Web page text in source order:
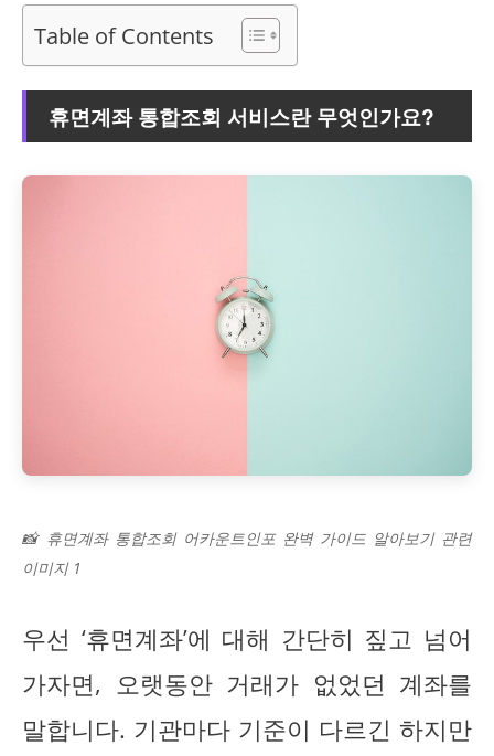
Table of Contents
휴면계좌 통합조회 서비스란 무엇인가요?
📸 휴면계좌 통합조회 어카운트인포 완벽 가이드 알아보기 관련
이미지 1
우선 ‘휴면계좌’에 대해 간단히 짚고 넘어
가자면, 오랫동안 거래가 없었던 계좌를
말합니다. 기관마다 기준이 다르긴 하지만